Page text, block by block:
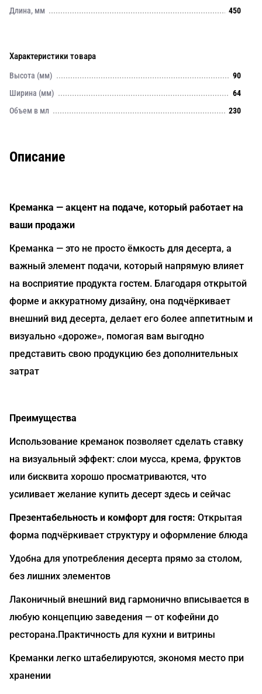
Длина, мм
450
Характеристики товара
Высота (мм)
90
Ширина (мм)
64
Объем в мл
230
Описание
Креманка — акцент на подаче, который работает на
ваши продажи
Креманка — это не просто ёмкость для десерта, а
важный элемент подачи, который напрямую влияет
на восприятие продукта гостем. Благодаря открытой
форме и аккуратному дизайну, она подчёркивает
внешний вид десерта, делает его более аппетитным и
визуально «дороже», помогая вам выгодно
представить свою продукцию без дополнительных
затрат
Преимущества
Использование креманок позволяет сделать ставку
на визуальный эффект: слои мусса, крема, фруктов
или бисквита хорошо просматриваются, что
усиливает желание купить десерт здесь и сейчас
Презентабельность и комфорт для гостя: Открытая
форма подчёркивает структуру и оформление блюда
Удобна для употребления десерта прямо за столом,
без лишних элементов
Лаконичный внешний вид гармонично вписывается в
любую концепцию заведения — от кофейни до
ресторана.Практичность для кухни и витрины
Креманки легко штабелируются, экономя место при
хранении